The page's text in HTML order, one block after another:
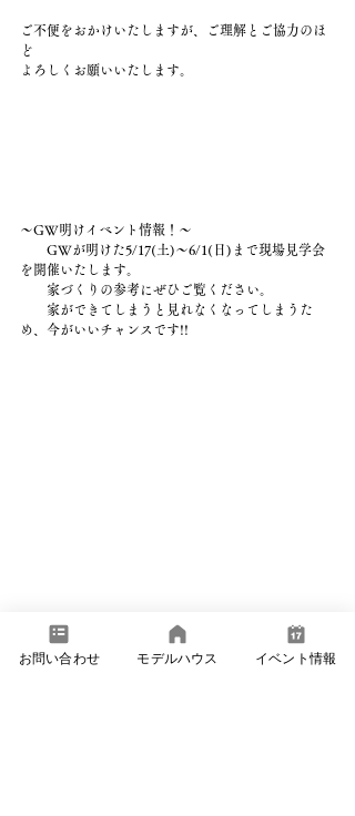
ご不便をおかけいたしますが、ご理解とご協力のほ
ど
よろしくお願いいたします。
～GW明けイベント情報！～
GWが明けた5/17(土)～6/1(日)まで現場見学会
を開催いたします。
家づくりの参考にぜひご覧ください。
家ができてしまうと見れなくなってしまうた
め、今がいいチャンスです!!
お問い合わせ モデルハウス イベント情報